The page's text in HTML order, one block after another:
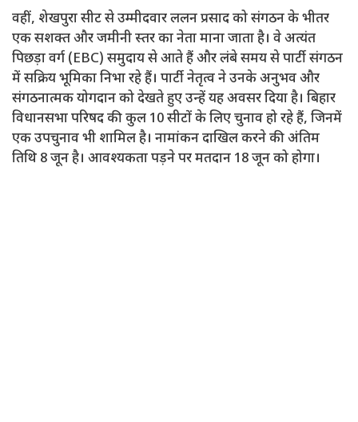
वहीं, शेखपुरा सीट से उम्मीदवार ललन प्रसाद को संगठन के भीतर
एक सशक्त और जमीनी स्तर का नेता माना जाता है। वे अत्यंत
पिछड़ा वर्ग (EBC) समुदाय से आते हैं और लंबे समय से पार्टी संगठन
में सक्रिय भूमिका निभा रहे हैं। पार्टी नेतृत्व ने उनके अनुभव और
संगठनात्मक योगदान को देखते हुए उन्हें यह अवसर दिया है। बिहार
विधानसभा परिषद की कुल 10 सीटों के लिए चुनाव हो रहे हैं, जिनमें
एक उपचुनाव भी शामिल है। नामांकन दाखिल करने की अंतिम
तिथि 8 जून है। आवश्यकता पड़ने पर मतदान 18 जून को होगा।